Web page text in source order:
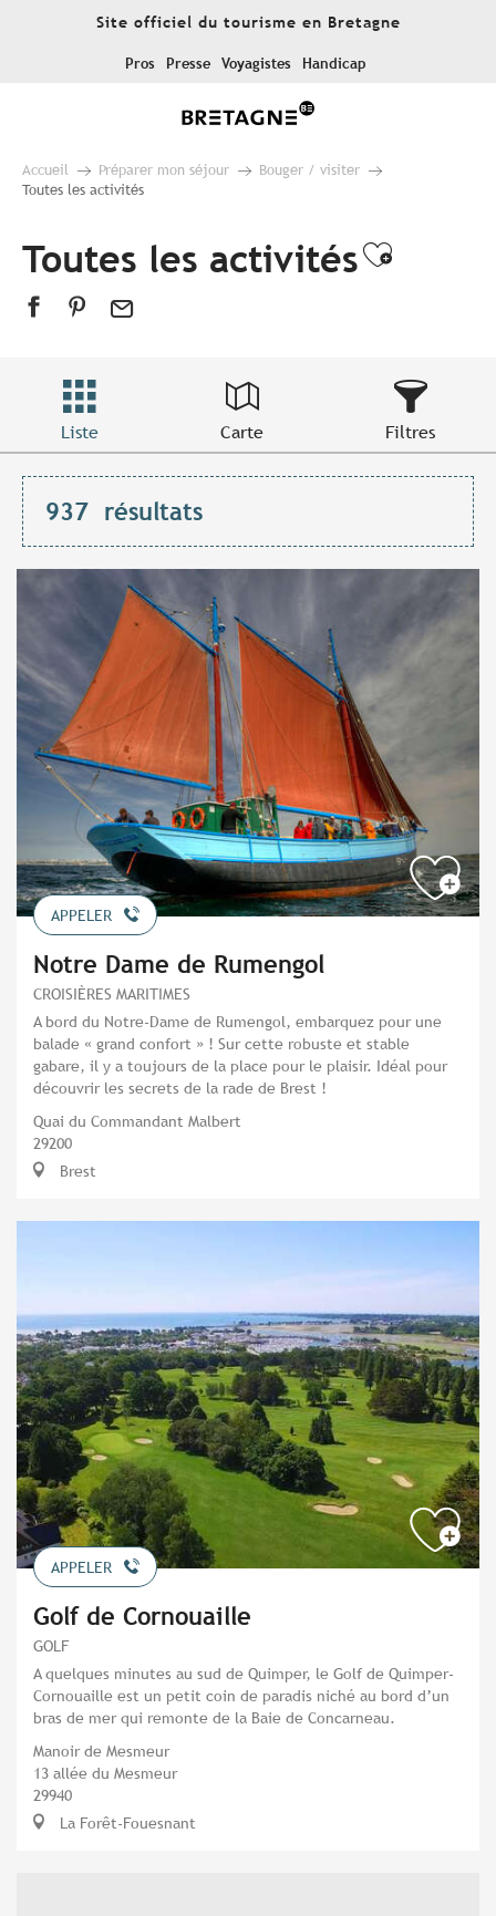
Site officiel du tourisme en Bretagne
Pros Presse Voyagistes Handicap
Accueil Préparer mon séjour
Bouger / visiter
Toutes les activités
Toutes les activités
Liste Carte Filtres
937 résultats
APPELER
Notre Dame de Rumengol
CROISIÈRES MARITIMES
A bord du Notre-Dame de Rumengol, embarquez pour une
balade « grand confort » ! Sur cette robuste et stable
gabare, il y a toujours de la place pour le plaisir. Idéal pour
découvrir les secrets de la rade de Brest !
Quai du Commandant Malbert
29200
Brest
APPELER
Golf de Cornouaille
GOLF
A quelques minutes au sud de Quimper, le Golf de Quimper-
Cornouaille est un petit coin de paradis niché au bord d’un
bras de mer qui remonte de la Baie de Concarneau.
Manoir de Mesmeur
13 allée du Mesmeur
29940
La Forêt-Fouesnant